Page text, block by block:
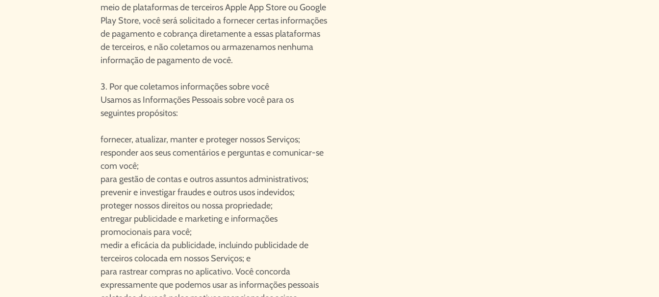
meio de plataformas de terceiros Apple App Store ou Google
Play Store, você será solicitado a fornecer certas informações
de pagamento e cobrança diretamente a essas plataformas
de terceiros, e não coletamos ou armazenamos nenhuma
informação de pagamento de você.
3. Por que coletamos informações sobre você
Usamos as Informações Pessoais sobre você para os
seguintes propósitos:
fornecer, atualizar, manter e proteger nossos Serviços;
responder aos seus comentários e perguntas e comunicar-se
com você;
para gestão de contas e outros assuntos administrativos;
prevenir e investigar fraudes e outros usos indevidos;
proteger nossos direitos ou nossa propriedade;
entregar publicidade e marketing e informações
promocionais para você;
medir a eficácia da publicidade, incluindo publicidade de
terceiros colocada em nossos Serviços; e
para rastrear compras no aplicativo. Você concorda
expressamente que podemos usar as informações pessoais